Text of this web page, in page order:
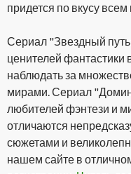
придется по вкусу
Сериал "Звездный
ценителей
наблюдать за
мирами. Сериал
любителей фэнтези и
отличаются
сюжетами и
нашем сайте в